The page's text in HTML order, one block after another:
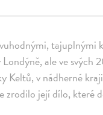
ale ve svých
Keltů, v nádherné
zrodilo její dílo, které